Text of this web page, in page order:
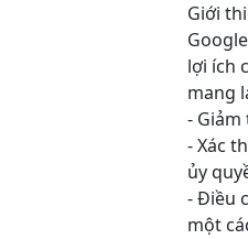
Giới
lợi ích
mang
-
- Xác
ủy
- Điều
một